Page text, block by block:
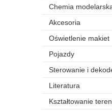
Chemia
Akcesoria
Oświetlenie makiet
Pojazdy
Sterowanie i
Literatura
Kształtowanie